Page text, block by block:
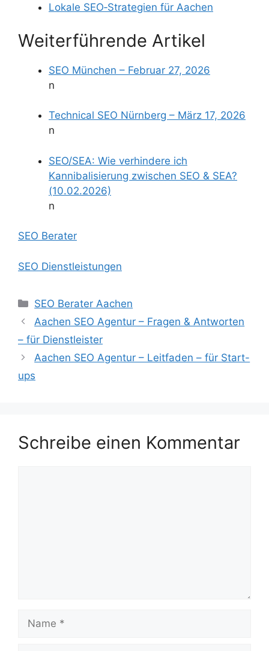
Lokale SEO‑Strategien für Aachen
Weiterführende Artikel
SEO München – Februar 27, 2026
n
Technical SEO Nürnberg – März 17, 2026
n
SEO/SEA: Wie verhindere ich
Kannibalisierung zwischen SEO & SEA?
(10.02.2026)
n
SEO Berater
SEO Dienstleistungen
Kategorien
SEO Berater Aachen
Aachen SEO Agentur – Fragen & Antworten
– für Dienstleister
Aachen SEO Agentur – Leitfaden – für Start-
ups
Schreibe einen Kommentar